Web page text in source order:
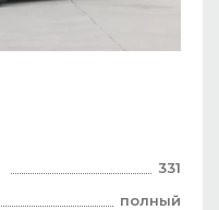
331
полный